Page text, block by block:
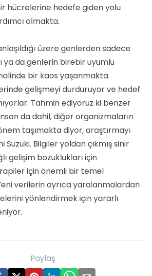
hücrelerine hedefe giden yolu
olmakta.
üzere genlerden sadece
ya da genlerin birebir uyumlu
bir kaos yaşanmakta.
gelişmeyi durduruyor ve hedef
Tahmin ediyoruz ki benzer
da dahil, diğer organizmaların
taşımakta diyor, araştırmayı
Bilgiler yoldan çıkmış sinir
gelişim bozuklukları için
için önemli bir temel
verilerin ayrıca yaralanmalardan
yönlendirmek için yararlı
Paylaş